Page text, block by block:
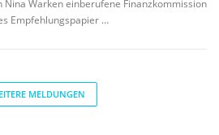
Warken einberufene Finanzkommission
Empfehlungspapier …
MELDUNGEN